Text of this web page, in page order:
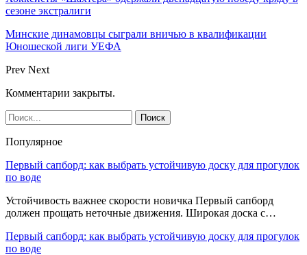
сезоне экстралиги
Минские динамовцы сыграли вничью в квалификации
Юношеской лиги УЕФА
Prev Next
Комментарии закрыты.
Популярное
Первый сапборд: как выбрать устойчивую доску для прогулок
по воде
Устойчивость важнее скорости новичка Первый сапборд
должен прощать неточные движения. Широкая доска с…
Первый сапборд: как выбрать устойчивую доску для прогулок
по воде